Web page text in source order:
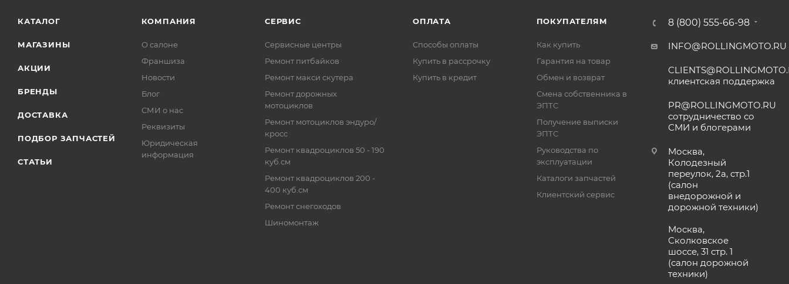
КАТАЛОГ
МАГАЗИНЫ
АКЦИИ
БРЕНДЫ
ДОСТАВКА
ПОДБОР ЗАПЧАСТЕЙ
СТАТЬИ
КОМПАНИЯ
О салоне
Франшиза
Новости
Блог
СМИ о нас
Реквизиты
Юридическая
информация
СЕРВИС
Сервисные центры
Ремонт питбайков
Ремонт макси скутера
Ремонт дорожных
мотоциклов
Ремонт мотоциклов эндуро/
кросс
Ремонт квадроциклов 50 - 190
куб.см
Ремонт квадроциклов 200 -
400 куб.см
Ремонт снегоходов
Шиномонтаж
ОПЛАТА
Способы оплаты
Купить в рассрочку
Купить в кредит
ПОКУПАТЕЛЯМ
Как купить
Гарантия на товар
Обмен и возврат
Смена собственника в
ЭПТС
Получение выписки
ЭПТС
Руководства по
эксплуатации
Каталоги запчастей
Клиентский сервис
8 (800) 555-66-98
INFO@ROLLINGMOTO.RU
клиентская поддержка
PR@ROLLINGMOTO.RU
сотрудничество со
СМИ и блогерами
Москва,
Колодезный
переулок, 2а, стр.1
(салон
внедорожной и
дорожной техники)
Москва,
Сколковское
шоссе, 31 стр. 1
(салон дорожной
техники)